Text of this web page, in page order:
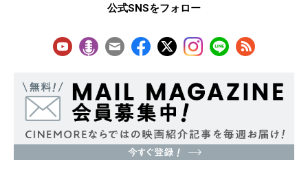
公式SNSをフォロー